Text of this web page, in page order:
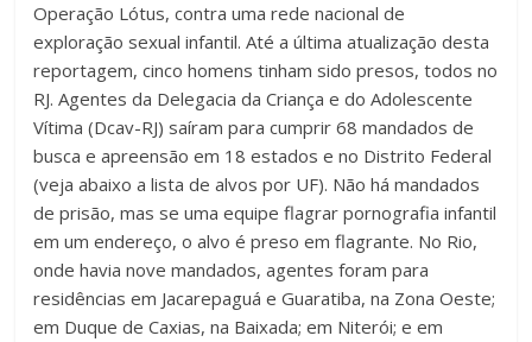
Operação Lótus, contra uma rede nacional de
exploração sexual infantil. Até a última atualização desta
reportagem, cinco homens tinham sido presos, todos no
RJ. Agentes da Delegacia da Criança e do Adolescente
Vítima (Dcav-RJ) saíram para cumprir 68 mandados de
busca e apreensão em 18 estados e no Distrito Federal
(veja abaixo a lista de alvos por UF). Não há mandados
de prisão, mas se uma equipe flagrar pornografia infantil
em um endereço, o alvo é preso em flagrante. No Rio,
onde havia nove mandados, agentes foram para
residências em Jacarepaguá e Guaratiba, na Zona Oeste;
em Duque de Caxias, na Baixada; em Niterói; e em